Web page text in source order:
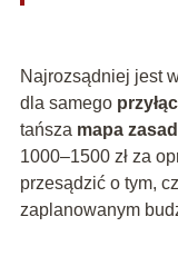
Najrozsądniej jest
dla samego
tańsza mapa
1000–1500 zł za
przesądzić o tym,
zaplanowanym